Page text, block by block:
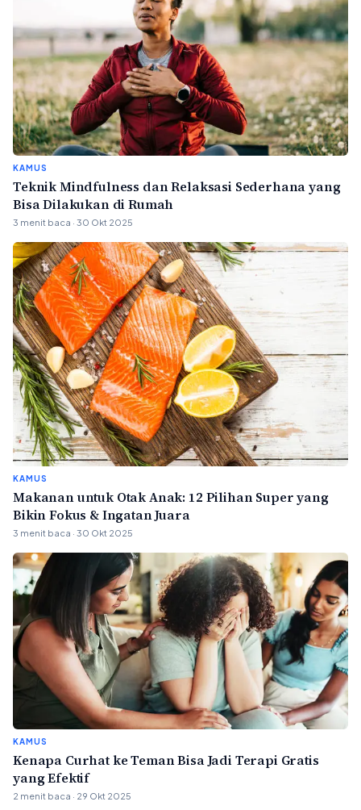
KAMUS
Teknik Mindfulness dan Relaksasi Sederhana yang
Bisa Dilakukan di Rumah
3 menit baca · 30 Okt 2025
KAMUS
Makanan untuk Otak Anak: 12 Pilihan Super yang
Bikin Fokus & Ingatan Juara
3 menit baca · 30 Okt 2025
KAMUS
Kenapa Curhat ke Teman Bisa Jadi Terapi Gratis
yang Efektif
2 menit baca · 29 Okt 2025